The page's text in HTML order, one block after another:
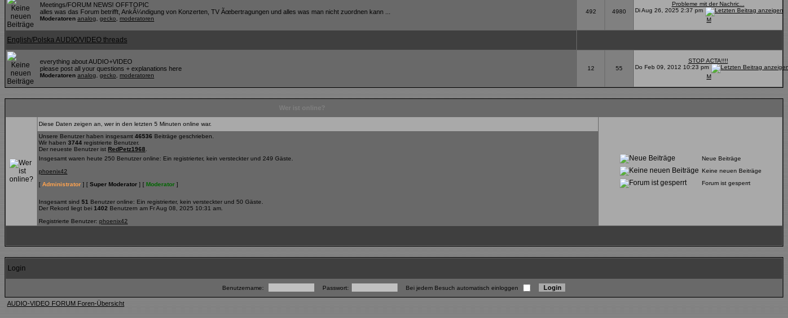
Meetings/FORUM NEWS! OFFTOPIC
alles was das Forum betrifft, AnkÃ¼ndigung von Konzerten, TV Ãœbertragungen und alles was man nicht zuordnen kann ...
Moderatoren analog gecko moderatoren
492 4980
Probleme mit der Nachric...
Di Aug 26, 2025 2:37 pm
M
English/Polska AUDIO/VIDEO threads
everything about AUDIO+VIDEO
please post all your questions + explanations here
Moderatoren analog gecko moderatoren
12 55
STOP ACTA!!!!
Do Feb 09, 2012 10:23 pm
M
Diese Daten zeigen an, wer in den letzten 5 Minuten online war.
Neue Beiträge
Keine neuen Beiträge
Forum ist gesperrt
Unsere Benutzer haben insgesamt 46536 Beiträge geschrieben.
Wir haben 3744 registrierte Benutzer.
Der neueste Benutzer ist RedPetz1968
Insgesamt waren heute 250 Benutzer online: Ein registrierter, kein versteckter und 249 Gäste.
phoenix42
[ Administrator ] [ Super Moderator ] [ Moderator ]
Insgesamt sind 51 Benutzer online: Ein registrierter, kein versteckter und 50 Gäste.
Der Rekord liegt bei 1402 Benutzern am Fr Aug 08, 2025 10:31 am.
Registrierte Benutzer: phoenix42
Login
Benutzername: Passwort: Bei jedem Besuch automatisch einloggen
AUDIO-VIDEO FORUM Foren-Übersicht